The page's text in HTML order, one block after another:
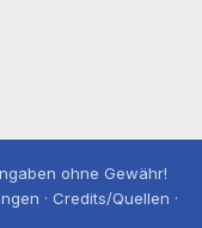
ohne Gewähr!
· Credits/Quellen ·